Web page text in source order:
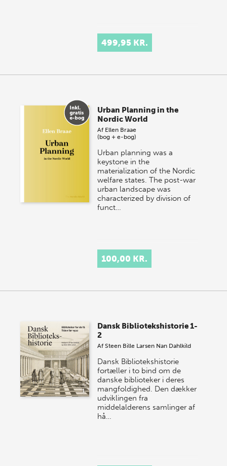
499,95 KR.
Urban Planning in the
Nordic World
Af Ellen Braae
(bog + e-bog)
Urban planning was a
keystone in the
materialization of the Nordic
welfare states. The post-war
urban landscape was
characterized by division of
funct…
100,00 KR.
Dansk Bibliotekshistorie 1-
2
AfSteen Bille Larsen Nan Dahlkild
Dansk Bibliotekshistorie
fortæller i to bind om de
danske biblioteker i deres
mangfoldighed. Den dækker
udviklingen fra
middelalderens samlinger af
hå…